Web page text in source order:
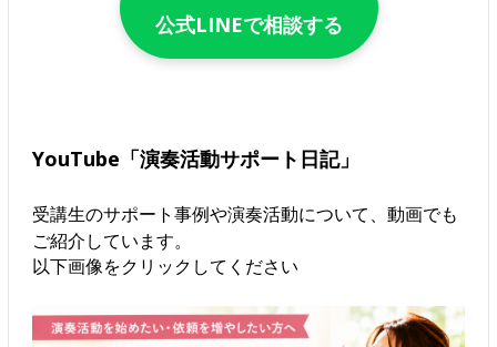
公式LINEで相談する
YouTube「演奏活動サポート日記」
受講生のサポート事例や演奏活動について、動画でも
ご紹介しています。
以下画像をクリックしてください